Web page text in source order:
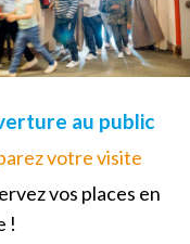
au public
votre visite
vos places en
!